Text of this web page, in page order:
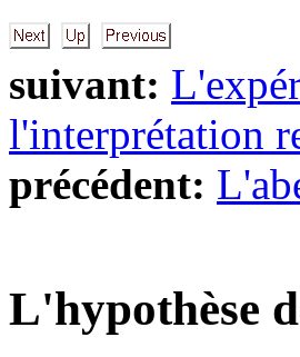
suivant:
l'interprétation
précédent:
L'hypothèse